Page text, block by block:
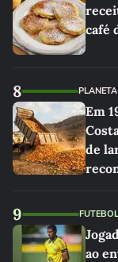
café
8 PLANETA
Em
de
9 FUTEBOL
ao